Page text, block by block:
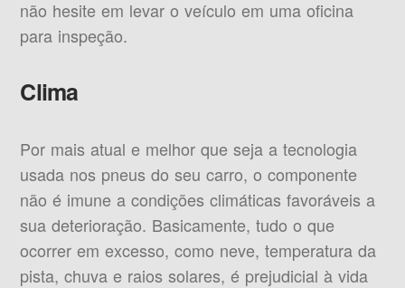
não hesite em levar o veículo em uma oficina
para inspeção.
Clima
Por mais atual e melhor que seja a tecnologia
usada nos pneus do seu carro, o componente
não é imune a condições climáticas favoráveis a
sua deterioração. Basicamente, tudo o que
ocorrer em excesso, como neve, temperatura da
pista, chuva e raios solares, é prejudicial à vida